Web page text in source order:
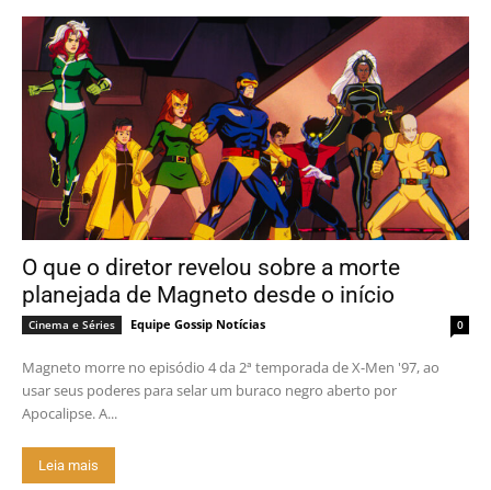
O que o diretor revelou sobre a morte
planejada de Magneto desde o início
Cinema e Séries Equipe Gossip Notícias 0
Magneto morre no episódio 4 da 2ª temporada de X-Men '97, ao
usar seus poderes para selar um buraco negro aberto por
Apocalipse. A...
Leia mais